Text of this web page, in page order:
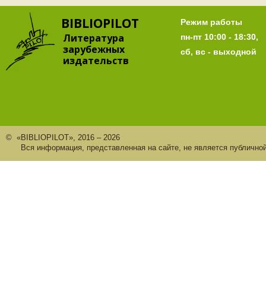
BIBLIOPILOT
Литература
зарубежных
издательств
Режим работы
пн-пт 10:00 - 18:30,
сб, вс - выходной
© «BIBLIOPILOT», 2016 – 2026
Вся информация, представленная на сайте, не является